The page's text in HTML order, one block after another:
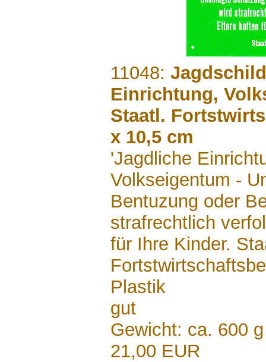
11048:
Einrichtung,
Staatl.
x 10,5 cm
'Jagdliche
Volkseigentum -
Bentuzung oder
strafrechtlich
für Ihre Kinder.
Plastik
gut
Gewicht: ca. 600 g
21,00 EUR